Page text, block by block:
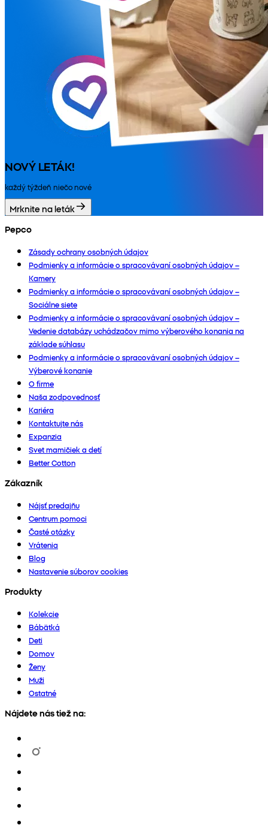
NOVÝ LETÁK!
každý týždeň niečo nové
Mrknite na leták
Pepco
Zásady ochrany osobných údajov
Podmienky a informácie o spracovávaní osobných údajov –
Kamery
Podmienky a informácie o spracovávaní osobných údajov –
Sociálne siete
Podmienky a informácie o spracovávaní osobných údajov –
Vedenie databázy uchádzačov mimo výberového konania na
základe súhlasu
Podmienky a informácie o spracovávaní osobných údajov –
Výberové konanie
O firme
Naša zodpovednosť
Kariéra
Kontaktujte nás
Expanzia
Svet mamičiek a detí
Better Cotton
Zákazník
Nájsť predajňu
Centrum pomoci
Časté otázky
Vrátenia
Blog
Nastavenie súborov cookies
Produkty
Kolekcie
Bábätká
Deti
Domov
Ženy
Muži
Ostatné
Nájdete nás tiež na: